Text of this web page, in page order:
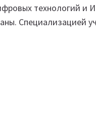
технологий и
Специализацией